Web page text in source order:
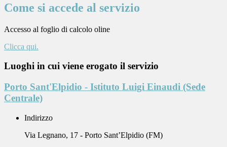
Come si accede al servizio
Accesso al foglio di calcolo oline
Clicca qui.
Luoghi in cui viene erogato il servizio
Porto Sant'Elpidio - Istituto Luigi Einaudi (Sede
Centrale)
Indirizzo
Via Legnano, 17 - Porto Sant’Elpidio (FM)